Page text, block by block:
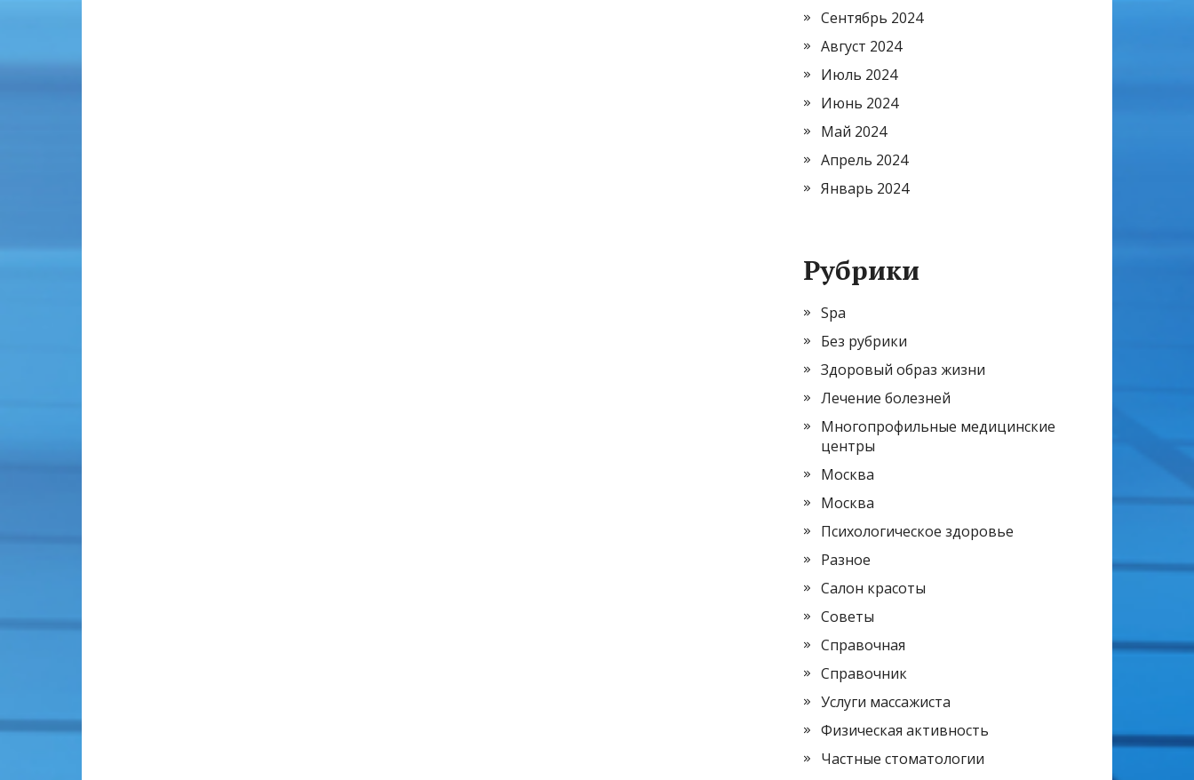
Сентябрь 2024
Август 2024
Июль 2024
Июнь 2024
Май 2024
Апрель 2024
Январь 2024
Рубрики
Spa
Без рубрики
Здоровый образ жизни
Лечение болезней
Многопрофильные медицинские
центры
Москва
Москва
Психологическое здоровье
Разное
Салон красоты
Советы
Справочная
Справочник
Услуги массажиста
Физическая активность
Частные стоматологии